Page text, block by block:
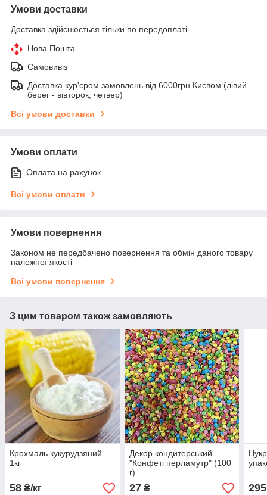
Умови доставки
Доставка здійснюється тільки по передоплаті.
Нова Пошта
Самовивіз
Доставка кур'єром замовлень від 6000грн Києвом (лівий
берег - вівторок, четвер)
Всі умови доставки
Умови оплати
Оплата на рахунок
Всі умови оплати
Умови повернення
Законом не передбачено повернення та обмін даного товару
належної якості
Всі умови повернення
З цим товаром також замовляють
Крохмаль кукурудзяний
1кг
58 ₴/кг
Декор кондитерський
"Конфеті перламутр" (100
г)
27₴ 295